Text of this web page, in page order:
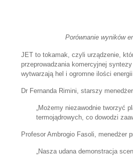
Porównanie wyników
JET to tokamak, czyli urządzenie,
przeprowadzania komercyjnej
wytwarzają hel i ogromne ilości
Dr Fernanda Rimini, starszy
„Możemy niezawodnie tworzyć
termojądrowych, co dowodzi
Profesor Ambrogio Fasoli, menedżer
„Nasza udana demonstracja